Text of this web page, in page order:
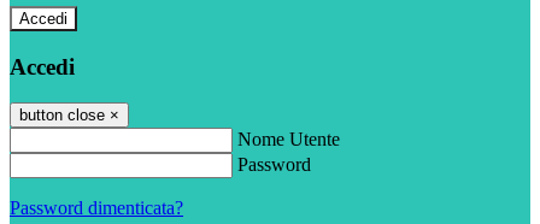
Accedi
Accedi
button close ×
Nome Utente
Password
Password dimenticata?